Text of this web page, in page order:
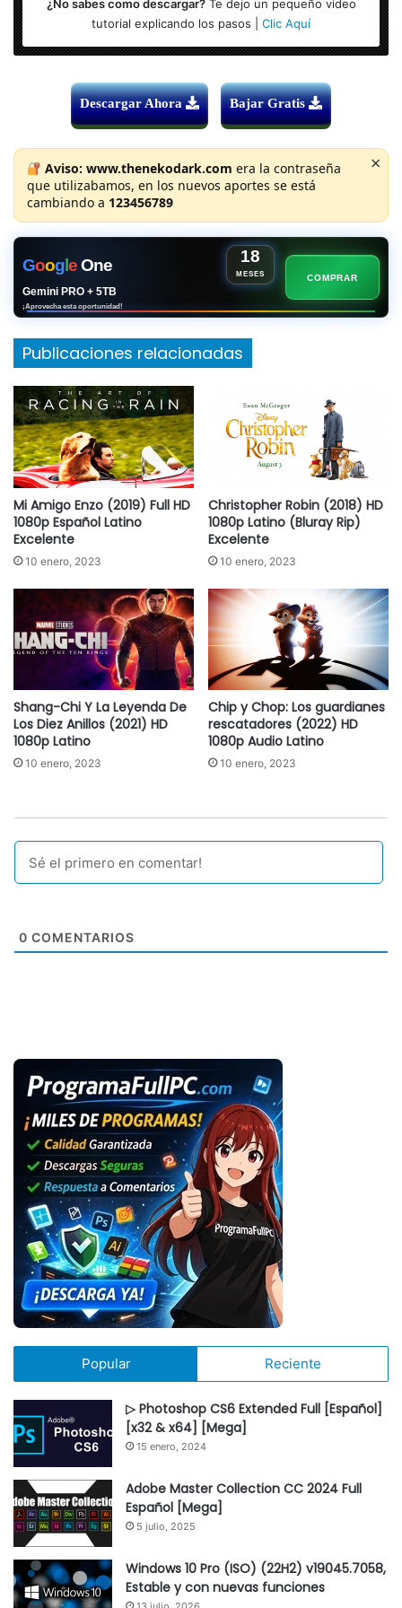
¿No sabes como descargar?Te dejo un pequeño vídeo
tutorial explicando los pasos | Clic Aquí
Descargar Ahora Bajar Gratis
Aviso: www.thenekodark.com era la contraseña
que utilizabamos, en los nuevos aportes se está
cambiando a 123456789
×
GoogleOne 18
MESES
Gemini PRO + 5TB
¡Aprovecha esta oportunidad!
COMPRAR
Publicaciones relacionadas
Mi Amigo Enzo (2019) Full HD
1080p Español Latino
Excelente
10 enero, 2023
Christopher Robin (2018) HD
1080p Latino (Bluray Rip)
Excelente
10 enero, 2023
Shang-Chi Y La Leyenda De
Los Diez Anillos (2021) HD
1080p Latino
10 enero, 2023
Chip y Chop: Los guardianes
rescatadores (2022) HD
1080p Audio Latino
10 enero, 2023
0 COMENTARIOS
Popular Reciente
▷ Photoshop CS6 Extended Full [Español]
[x32 & x64] [Mega]
15 enero, 2024
Adobe Master Collection CC 2024 Full
Español [Mega]
5 julio, 2025
Windows 10 Pro (ISO) (22H2) v19045.7058,
Estable y con nuevas funciones